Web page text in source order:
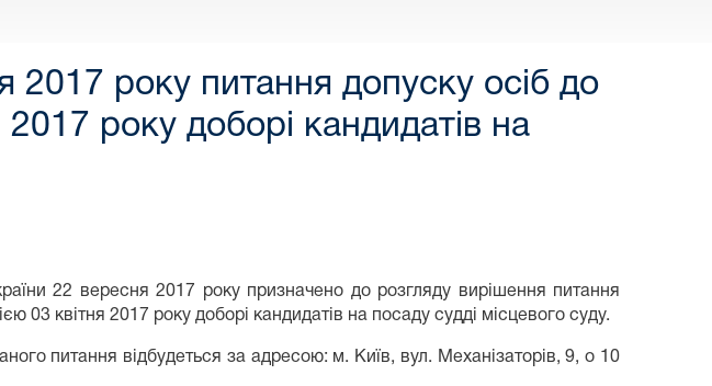
2017 року питання допуску осіб до
року доборі кандидатів на
22 вересня 2017 року призначено до розгляду вирішення питання
03 квітня 2017 року доборі кандидатів на посаду судді місцевого суду.
питання відбудеться за адресою: м. Київ, вул. Механізаторів, 9, о 10